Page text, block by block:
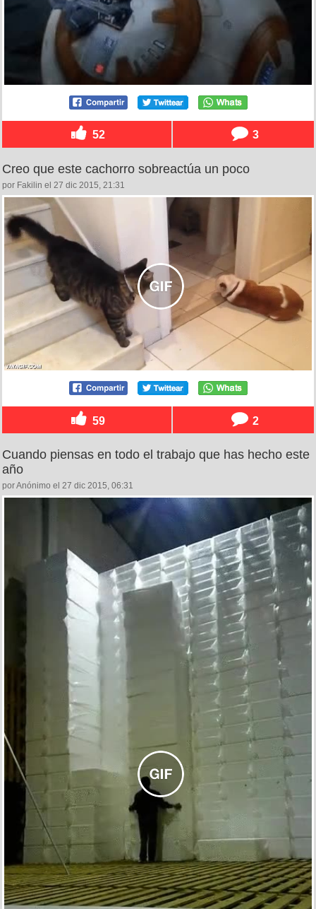
52 3
Creo que este cachorro sobreactúa un poco
por Fakilin el 27 dic 2015, 21:31
59 2
Cuando piensas en todo el trabajo que has hecho este
año
por Anónimo el 27 dic 2015, 06:31